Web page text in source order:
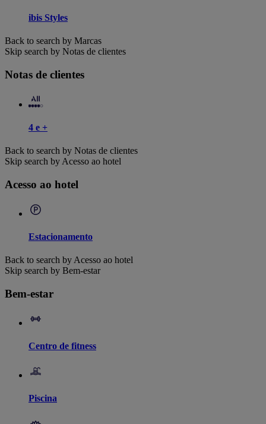
ibis Styles
Back to search by Marcas
Skip search by Notas de clientes
Notas de clientes
4 e +
Back to search by Notas de clientes
Skip search by Acesso ao hotel
Acesso ao hotel
Estacionamento
Back to search by Acesso ao hotel
Skip search by Bem-estar
Bem-estar
Centro de fitness
Piscina